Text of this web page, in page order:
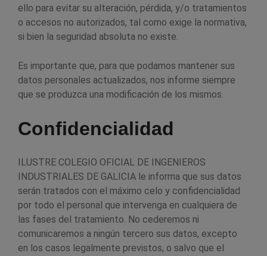
ello para evitar su alteración, pérdida, y/o tratamientos
o accesos no autorizados, tal como exige la normativa,
si bien la seguridad absoluta no existe.
Es importante que, para que podamos mantener sus
datos personales actualizados, nos informe siempre
que se produzca una modificación de los mismos.
Confidencialidad
ILUSTRE COLEGIO OFICIAL DE INGENIEROS
INDUSTRIALES DE GALICIA le informa que sus datos
serán tratados con el máximo celo y confidencialidad
por todo el personal que intervenga en cualquiera de
las fases del tratamiento. No cederemos ni
comunicaremos a ningún tercero sus datos, excepto
en los casos legalmente previstos, o salvo que el